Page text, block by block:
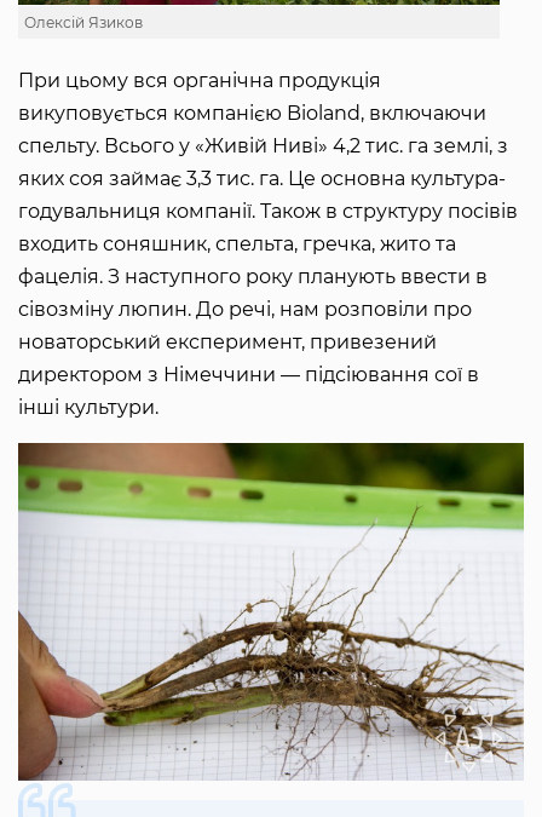
Олексій Язиков
При цьому вся органічна продукція
викуповується компанією Bioland, включаючи
спельту. Всього у «Живій Ниві» 4,2 тис. га землі, з
яких соя займає 3,3 тис. га. Це основна культура-
годувальниця компанії. Також в структуру посівів
входить соняшник, спельта, гречка, жито та
фацелія. З наступного року планують ввести в
сівозміну люпин. До речі, нам розповіли про
новаторський експеримент, привезений
директором з Німеччини — підсіювання сої в
інші культури.